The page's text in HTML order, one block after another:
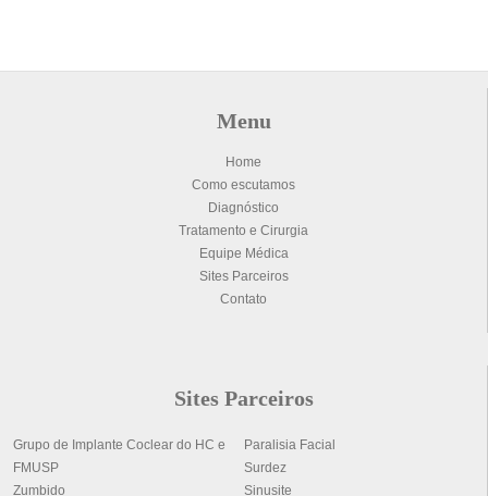
Menu
Home
Como escutamos
Diagnóstico
Tratamento e Cirurgia
Equipe Médica
Sites Parceiros
Contato
Sites Parceiros
Grupo de Implante Coclear do HC e
FMUSP
Paralisia Facial
Surdez
Zumbido
Sinusite